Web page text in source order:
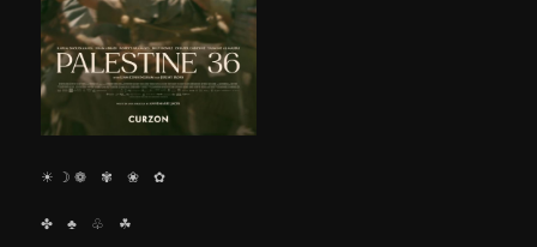
☀︎ ☽ ❁ ✾ ❀ ✿
✤ ♣︎ ♧ ☘︎